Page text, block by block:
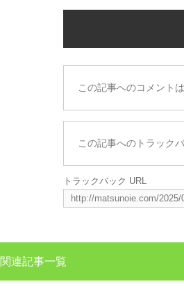
この記事へのコメント
この記事へのトラック
トラックバック URL
関連記事一覧